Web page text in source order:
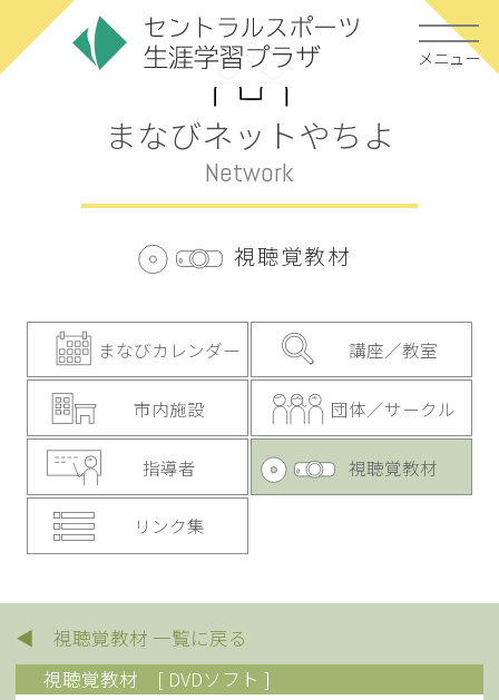
メニュー
まなびネットやちよ
Network
視聴覚教材
まなびカレンダー 講座／教室
市内施設 団体／サークル
指導者 視聴覚教材
リンク集
◀ 視聴覚教材 一覧に戻る
視聴覚教材
[ DVDソフト ]